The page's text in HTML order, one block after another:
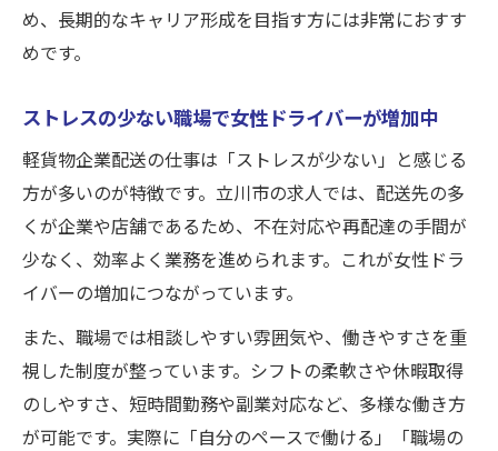
め、長期的なキャリア形成を目指す方には非常におすす
めです。
ストレスの少ない職場で女性ドライバーが増加中
軽貨物企業配送の仕事は「ストレスが少ない」と感じる
方が多いのが特徴です。立川市の求人では、配送先の多
くが企業や店舗であるため、不在対応や再配達の手間が
少なく、効率よく業務を進められます。これが女性ドラ
イバーの増加につながっています。
また、職場では相談しやすい雰囲気や、働きやすさを重
視した制度が整っています。シフトの柔軟さや休暇取得
のしやすさ、短時間勤務や副業対応など、多様な働き方
が可能です。実際に「自分のペースで働ける」「職場の